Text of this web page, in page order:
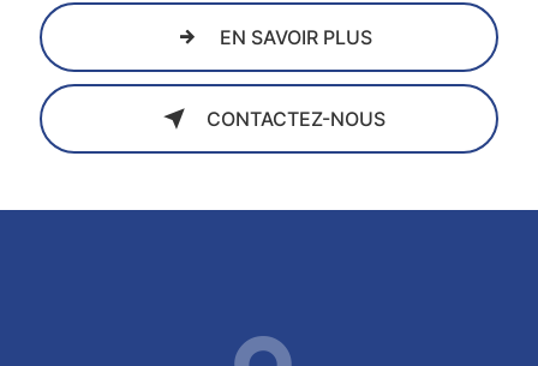
EN SAVOIR PLUS
CONTACTEZ-NOUS